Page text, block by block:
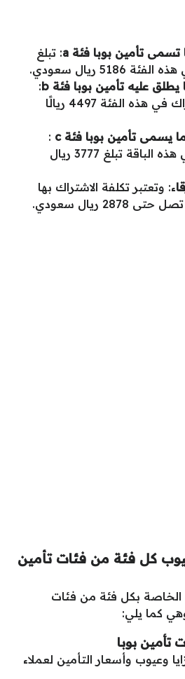
تسمى تأمين بوبا فئة a: تبلغ
ريال سعودي.
يطلق عليه تأمين بوبا فئة b
:
تصل رسوم الاشتراك في هذه الفئة 4497 ريالًا
ما يسمى تأمين بوبا فئةc
:
رسوم الاشتراك في هذه الباقة تبلغ 3777 ريال
ء: وتعتبر تكلفة الاشتراك بها
ريال سعودي.
كل فئة من فئات تأمين
الخاصة بكل فئة من فئات
كما يلي:
تأمين بوبا
وعيوب وأسعار التأمين لعملاء